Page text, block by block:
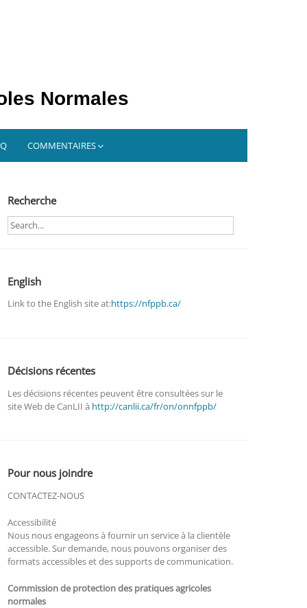
Normales
COMMENTAIRES
Recherche
Search
English
Link to the English site at:https://nfppb.ca/
Décisions récentes
Les décisions récentes peuvent être consultées sur le
site Web de CanLII à http://canlii.ca/fr/on/onnfppb/
Pour nous joindre
CONTACTEZ-NOUS
Accessibilité
Nous nous engageons à fournir un service à la clientèle
accessible. Sur demande, nous pouvons organiser des
formats accessibles et des supports de communication.
Commission de protection des pratiques agricoles
normales